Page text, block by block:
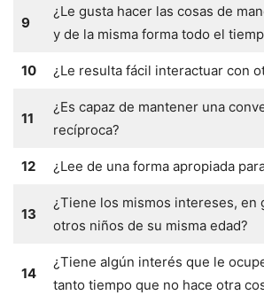
9
¿Le gusta hacer las cosas de
y de la misma forma todo el
10 ¿Le resulta fácil interactuar con
11
¿Es capaz de mantener una
recíproca?
12 ¿Lee de una forma apropiada
13
¿Tiene los mismos intereses, en
otros niños de su misma edad?
14
¿Tiene algún interés que le
tanto tiempo que no hace otra